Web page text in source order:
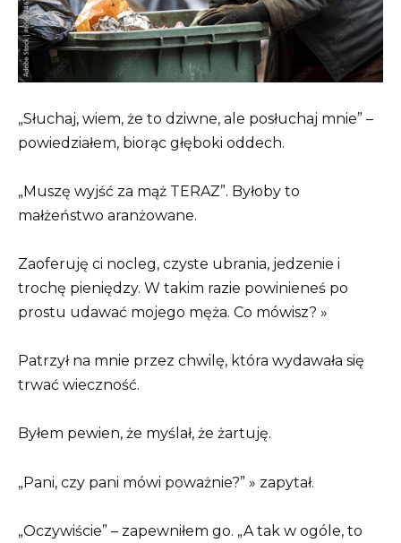
„Słuchaj, wiem, że to dziwne, ale posłuchaj mnie” –
powiedziałem, biorąc głęboki oddech.
„Muszę wyjść za mąż TERAZ”. Byłoby to
małżeństwo aranżowane.
Zaoferuję ci nocleg, czyste ubrania, jedzenie i
trochę pieniędzy. W takim razie powinieneś po
prostu udawać mojego męża. Co mówisz? »
Patrzył na mnie przez chwilę, która wydawała się
trwać wieczność.
Byłem pewien, że myślał, że żartuję.
„Pani, czy pani mówi poważnie?” » zapytał.
„Oczywiście” – zapewniłem go. „A tak w ogóle, to